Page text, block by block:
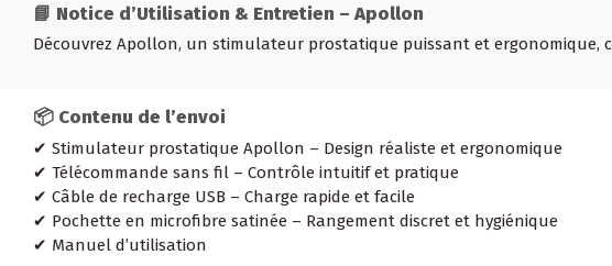
📘 Notice d’Utilisation & Entretien – Apollon
Découvrez Apollon, un stimulateur prostatique puissant et
📦 Contenu de l’envoi
✔ Stimulateur prostatique Apollon – Design réaliste et ergonomique
✔ Télécommande sans fil – Contrôle intuitif et pratique
✔ Câble de recharge USB – Charge rapide et facile
✔ Pochette en microfibre satinée – Rangement discret et hygiénique
✔ Manuel d’utilisation